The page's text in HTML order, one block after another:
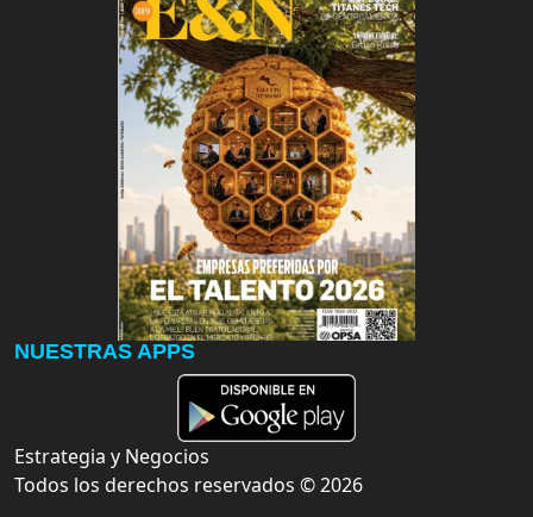
NUESTRAS APPS
Estrategia y Negocios
Todos los derechos reservados ©2026